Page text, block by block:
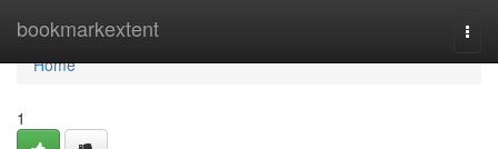
bookmarkextent
Home
Home
1